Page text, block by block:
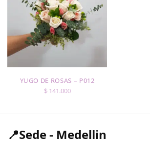
YUGO DE ROSAS – P012
$141.000
📍Sede - Medellin